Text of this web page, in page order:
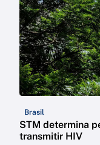
Brasil
STM determina
transmitir HIV